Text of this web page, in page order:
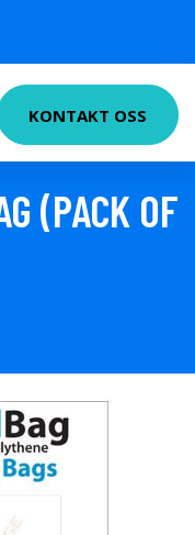
KONTAKT OSS
(PACK OF